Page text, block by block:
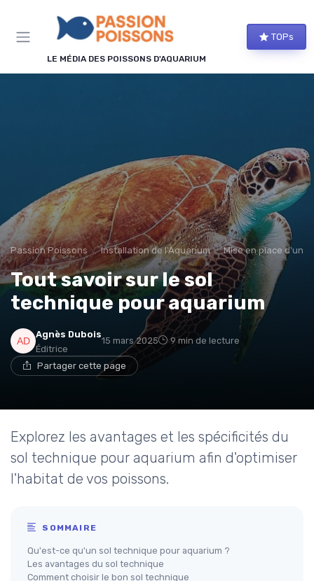
LE MÉDIA DES POISSONS D'AQUARIUM
TOPs
Passion Poissons Installation de l'Aquarium Mise en place d'un
Tout savoir sur le sol
technique pour aquarium
Agnès Dubois
Éditrice
15 mars 2025 9 min de lecture
Partager cette page
Explorez les avantages et les spécificités du
sol technique pour aquarium afin d'optimiser
l'habitat de vos poissons.
SOMMAIRE
Qu'est-ce qu'un sol technique pour aquarium ?
Les avantages du sol technique
Comment choisir le bon sol technique